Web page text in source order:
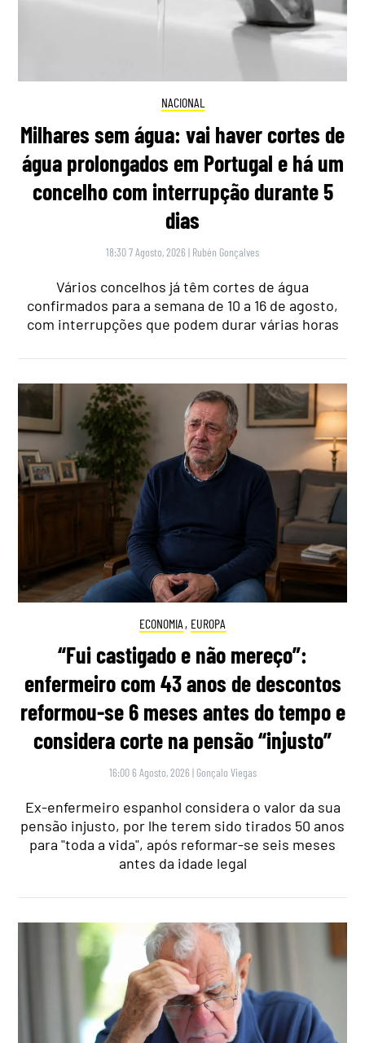
NACIONAL
Milhares sem água: vai haver cortes de
água prolongados em Portugal e há um
concelho com interrupção durante 5
dias
18:30 7 Agosto, 2026 | Rubén Gonçalves
Vários concelhos já têm cortes de água
confirmados para a semana de 10 a 16 de agosto,
com interrupções que podem durar várias horas
ECONOMIA , EUROPA
“Fui castigado e não mereço”:
enfermeiro com 43 anos de descontos
reformou-se 6 meses antes do tempo e
considera corte na pensão “injusto”
16:00 6 Agosto, 2026 | Gonçalo Viegas
Ex-enfermeiro espanhol considera o valor da sua
pensão injusto, por lhe terem sido tirados 50 anos
para "toda a vida", após reformar-se seis meses
antes da idade legal